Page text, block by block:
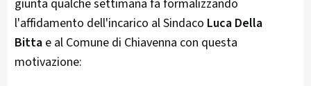
giunta qualche settimana fa formalizzando
l'affidamento dell'incarico al Sindaco Luca Della
Bitta e al Comune di Chiavenna con questa
motivazione: